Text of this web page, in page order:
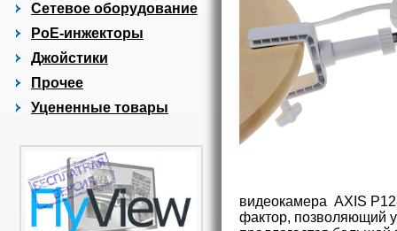
Сетевое оборудование
PoE-инжекторы
Джойстики
Прочее
Уцененные товары
видеокамера AXIS
фактор, позволяющий